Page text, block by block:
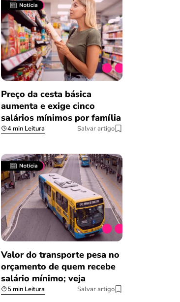
Preço da cesta básica
aumenta e exige cinco
salários mínimos por família
4 min Leitura Salvar artigo
Valor do transporte pesa no
orçamento de quem recebe
salário mínimo; veja
5 min Leitura Salvar artigo